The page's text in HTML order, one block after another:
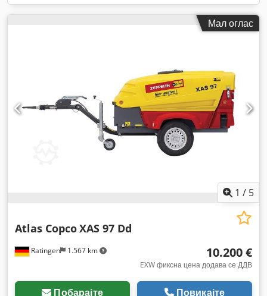
Мал оглас
1 / 5
Ratingen 1.567 km
Atlas CopcoXAS 97 Dd
10.200 €
EXW фиксна цена додава се ДДВ
Побарајте Повикајте